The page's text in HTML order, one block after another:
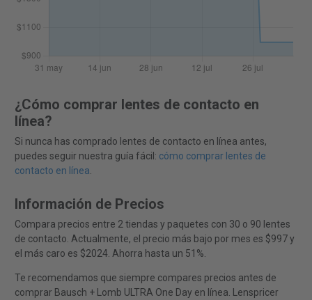
¿Cómo comprar lentes de contacto en
línea?
Si nunca has comprado lentes de contacto en línea antes,
puedes seguir nuestra guía fácil: cómo comprar lentes de
contacto en línea.
Información de Precios
Compara precios entre 2 tiendas y paquetes con 30 o 90 lentes
de contacto. Actualmente, el precio más bajo por mes es $997 y
el más caro es $2024. Ahorra hasta un 51%.
Te recomendamos que siempre compares precios antes de
comprar Bausch + Lomb ULTRA One Day en línea. Lenspricer